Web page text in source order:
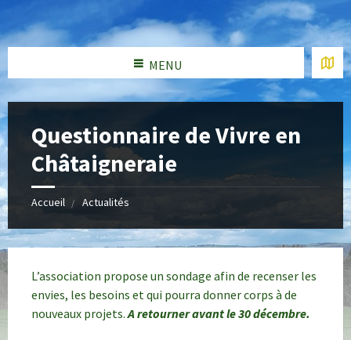
MENU
Questionnaire de Vivre en
Châtaigneraie
Accueil Actualités
L’association propose un sondage afin de recenser les
envies, les besoins et qui pourra donner corps à de
nouveaux projets.A retourner avant le 30 décembre.